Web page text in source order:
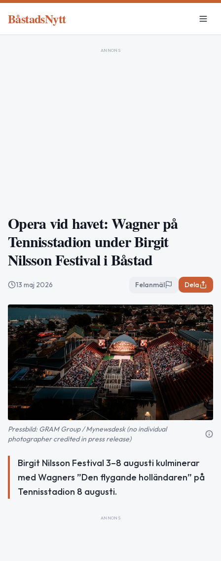
BåstadsNytt
ANNONS
Opera vid havet: Wagner på
Tennisstadion under Birgit
Nilsson Festival i Båstad
13 maj 2026 Felanmäl Dela
Pressbild: GRAM Group / Mynewsdesk (no individual
photographer credited in press release)
Birgit Nilsson Festival 3–8 augusti kulminerar
med Wagners ”Den flygande holländaren” på
Tennisstadion 8 augusti.
ANNONS